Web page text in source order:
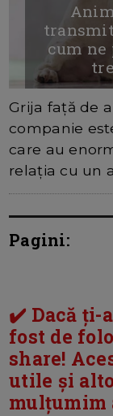
cum ne
Grija față de
companie
care au
relația cu un
Pagini:
✔️ Dacă ți-
fost de
share!
utile și
mulțumim